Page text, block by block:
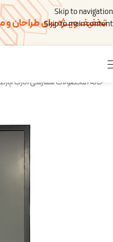
Skip to navigation
Skip to main content
تخفیف ویــژه برای طراحان
خانه/محصولات سفارشی/درب